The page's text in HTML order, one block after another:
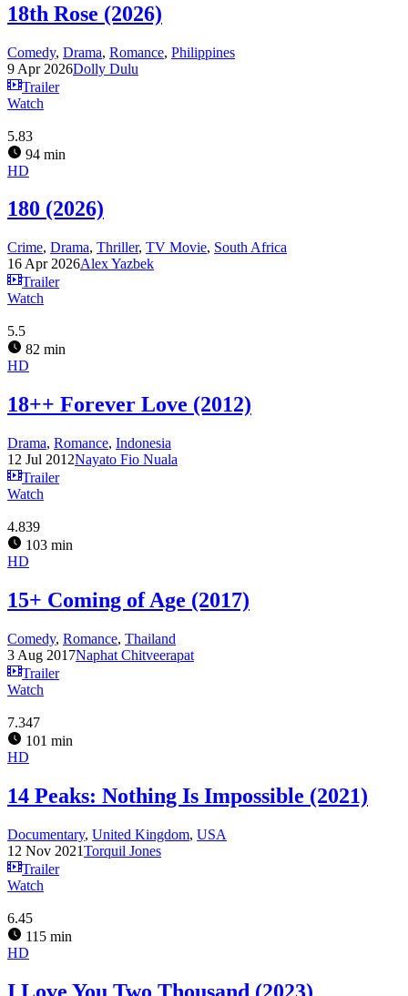
18th Rose (2026)
Comedy, Drama, Romance, Philippines
9 Apr 2026Dolly Dulu
Trailer
Watch
5.83
94 min
HD
180 (2026)
Crime, Drama, Thriller, TV Movie, South Africa
16 Apr 2026Alex Yazbek
Trailer
Watch
5.5
82 min
HD
18++ Forever Love (2012)
Drama, Romance, Indonesia
12 Jul 2012Nayato Fio Nuala
Trailer
Watch
4.839
103 min
HD
15+ Coming of Age (2017)
Comedy, Romance, Thailand
3 Aug 2017Naphat Chitveerapat
Trailer
Watch
7.347
101 min
HD
14 Peaks: Nothing Is Impossible (2021)
Documentary, United Kingdom, USA
12 Nov 2021Torquil Jones
Trailer
Watch
6.45
115 min
HD
I Love You Two Thousand (2023)